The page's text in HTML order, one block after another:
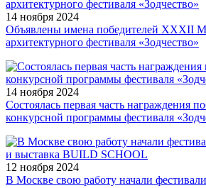
14 ноября 2024
Объявлены имена победителей XXXII
архитектурного фестиваля «Зодчество»
14 ноября 2024
Состоялась первая часть награждения
конкурсной программы фестиваля
12 ноября 2024
В Москве свою работу начали